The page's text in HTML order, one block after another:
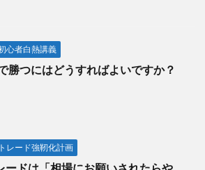
心者白熱講義
勝つにはどうすればよいですか？
レード強靭化計画